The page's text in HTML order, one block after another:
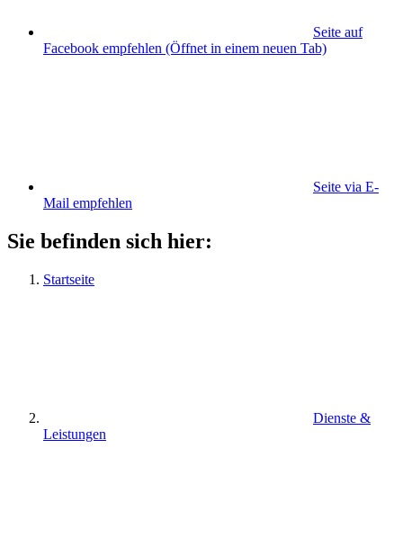
Seite auf
Facebook empfehlen (Öffnet in einem neuen Tab)
Seite via E-
Mail empfehlen
Sie befinden sich hier:
Startseite
Dienste &
Leistungen